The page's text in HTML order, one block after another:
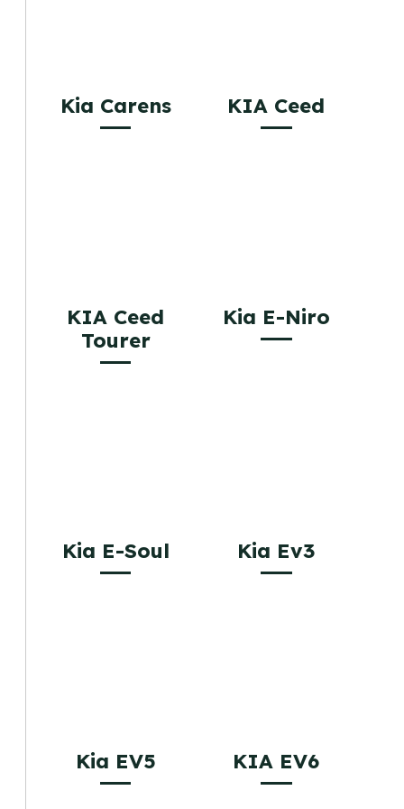
Kia Carens KIA Ceed
KIA Ceed
Tourer
Kia E-Niro
Kia E-Soul Kia Ev3
Kia EV5 KIA EV6